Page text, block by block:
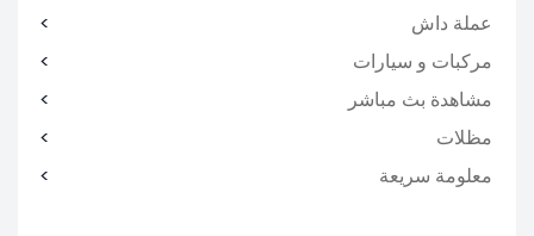
عملة داش
مركبات و سيارات
مشاهدة بث مباشر
مظلات
معلومة سريعة